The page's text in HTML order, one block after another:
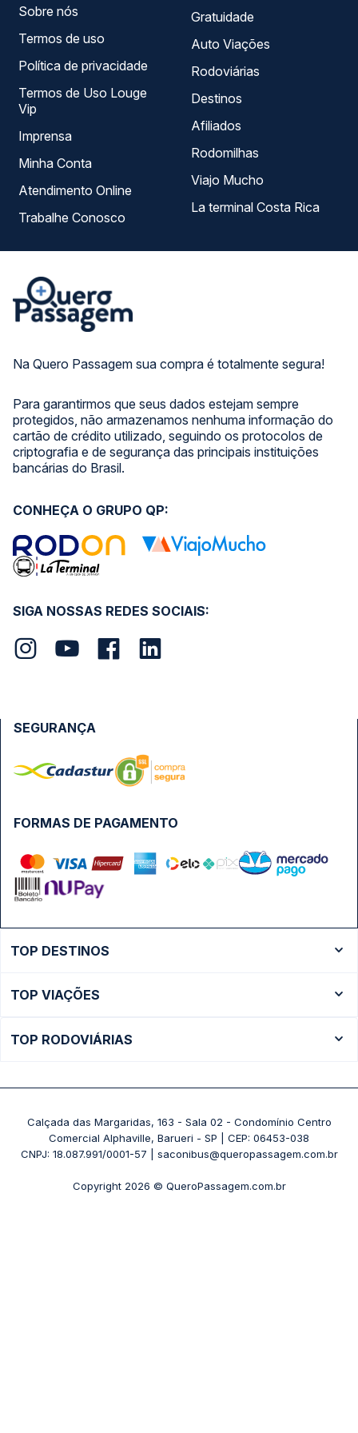
Na Quero Passagem sua compra é totalmente segura!
Para garantirmos que seus dados estejam sempre
protegidos, não armazenamos nenhuma informação do
cartão de crédito utilizado, seguindo os protocolos de
criptografia e de segurança das principais instituições
bancárias do Brasil.
Sobre nós
Termos de uso
Política de privacidade
Termos de Uso Louge
Vip
Imprensa
Minha Conta
Atendimento Online
Trabalhe Conosco
Gratuidade
Auto Viações
Rodoviárias
Destinos
Afiliados
Rodomilhas
Viajo Mucho
La terminal Costa Rica
SIGA NOSSAS REDES SOCIAIS:
CONHEÇA O GRUPO QP:
FORMAS DE PAGAMENTO
SEGURANÇA
TOP DESTINOS
Ônibus São Paulo
TOP VIAÇÕES
Passagens Pássaro Marron
+ Viações
TOP RODOVIÁRIAS
Rodoviária Belo Horizonte - Gov. Israel Pinheiro (Tergip)
Rodoviária Curitiba
+ Rodoviárias
Calçada das Margaridas, 163 - Sala 02 - Condomínio Centro
Comercial Alphaville, Barueri - SP | CEP: 06453-038
CNPJ: 18.087.991/0001-57 | saconibus@queropassagem.com.br
Copyright 2026 © QueroPassagem.com.br